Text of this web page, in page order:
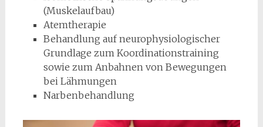
(Muskelaufbau)
Atemtherapie
Behandlung auf neurophysiologischer
Grundlage zum Koordinationstraining
sowie zum Anbahnen von Bewegungen
bei Lähmungen
Narbenbehandlung